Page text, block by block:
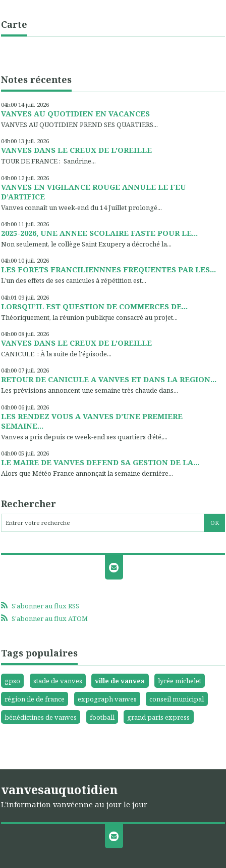
Carte
Notes récentes
04h00 14 juil. 2026
VANVES AU QUOTIDIEN EN VACANCES
VANVES AU QUOTIDIEN PREND SES QUARTIERS...
04h00 13 juil. 2026
VANVES DANS LE CREUX DE L’OREILLE
TOUR DE FRANCE : Sandrine...
04h00 12 juil. 2026
VANVES EN VIGILANCE ROUGE ANNULE LE FEU
D’ARTIFICE
Vanves connaît un week-end du 14 Juillet prolongé...
04h00 11 juil. 2026
2025-2026, UNE ANNEE SCOLAIRE FASTE POUR LE...
Non seulement, le collège Saint Exupery a décroché la...
04h00 10 juil. 2026
LES FORETS FRANCILIENNNES FREQUENTES PAR LES...
L’un des effets de ses canicules à répétition est...
04h01 09 juil. 2026
LORSQU’IL EST QUESTION DE COMMERCES DE...
Théoriquement, la réunion publique consacré au projet...
04h00 08 juil. 2026
VANVES DANS LE CREUX DE L’OREILLE
CANICULE : À la suite de l'épisode...
04h00 07 juil. 2026
RETOUR DE CANICULE A VANVES ET DANS LA REGION...
Les prévisions annoncent une semaine très chaude dans...
04h00 06 juil. 2026
LES RENDEZ VOUS A VANVES D’UNE PREMIERE
SEMAINE...
Vanves a pris depuis ce week-end ses quartiers d’été,...
04h00 05 juil. 2026
LE MAIRE DE VANVES DEFEND SA GESTION DE LA...
Alors que Météo France annonçait la semaine dernière...
Rechercher
S'abonner au flux RSS
S'abonner au flux ATOM
Tags populaires
gpso stade de vanves ville de vanves
lycée michelet
région ile de france
expograph vanves
conseil municipal
bénédictines de vanves
football grand paris express
vanvesauquotidien
L'information vanvéenne au jour le jour